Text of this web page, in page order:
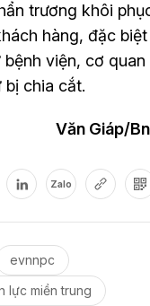
trương khôi
hàng, đặc
viện, cơ quan
bị chia cắt.
Văn Giáp/
Zalo
evnnpc
lực miền trung